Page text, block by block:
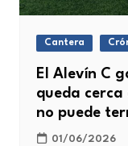
Cantera
El Alevín C
queda cerca
no puede
01/06/2026